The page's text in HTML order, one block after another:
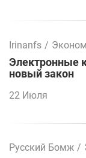
Irinanfs /
Электронные
новый закон
22 Июля
Русский Бомж /